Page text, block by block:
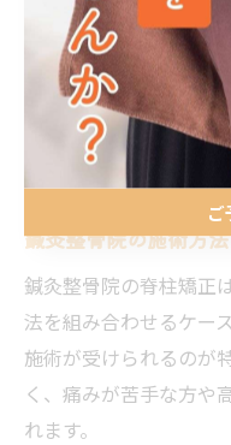
口コミや体験談の参
また、急性のケガ以
め、費用負担について
合った院を選ぶことで
が整います。
鍼灸整骨院の施術方
鍼灸整骨院の脊柱矯正
法を組み合わせるケー
施術が受けられるのが
く、痛みが苦手な方や
れます。
ご